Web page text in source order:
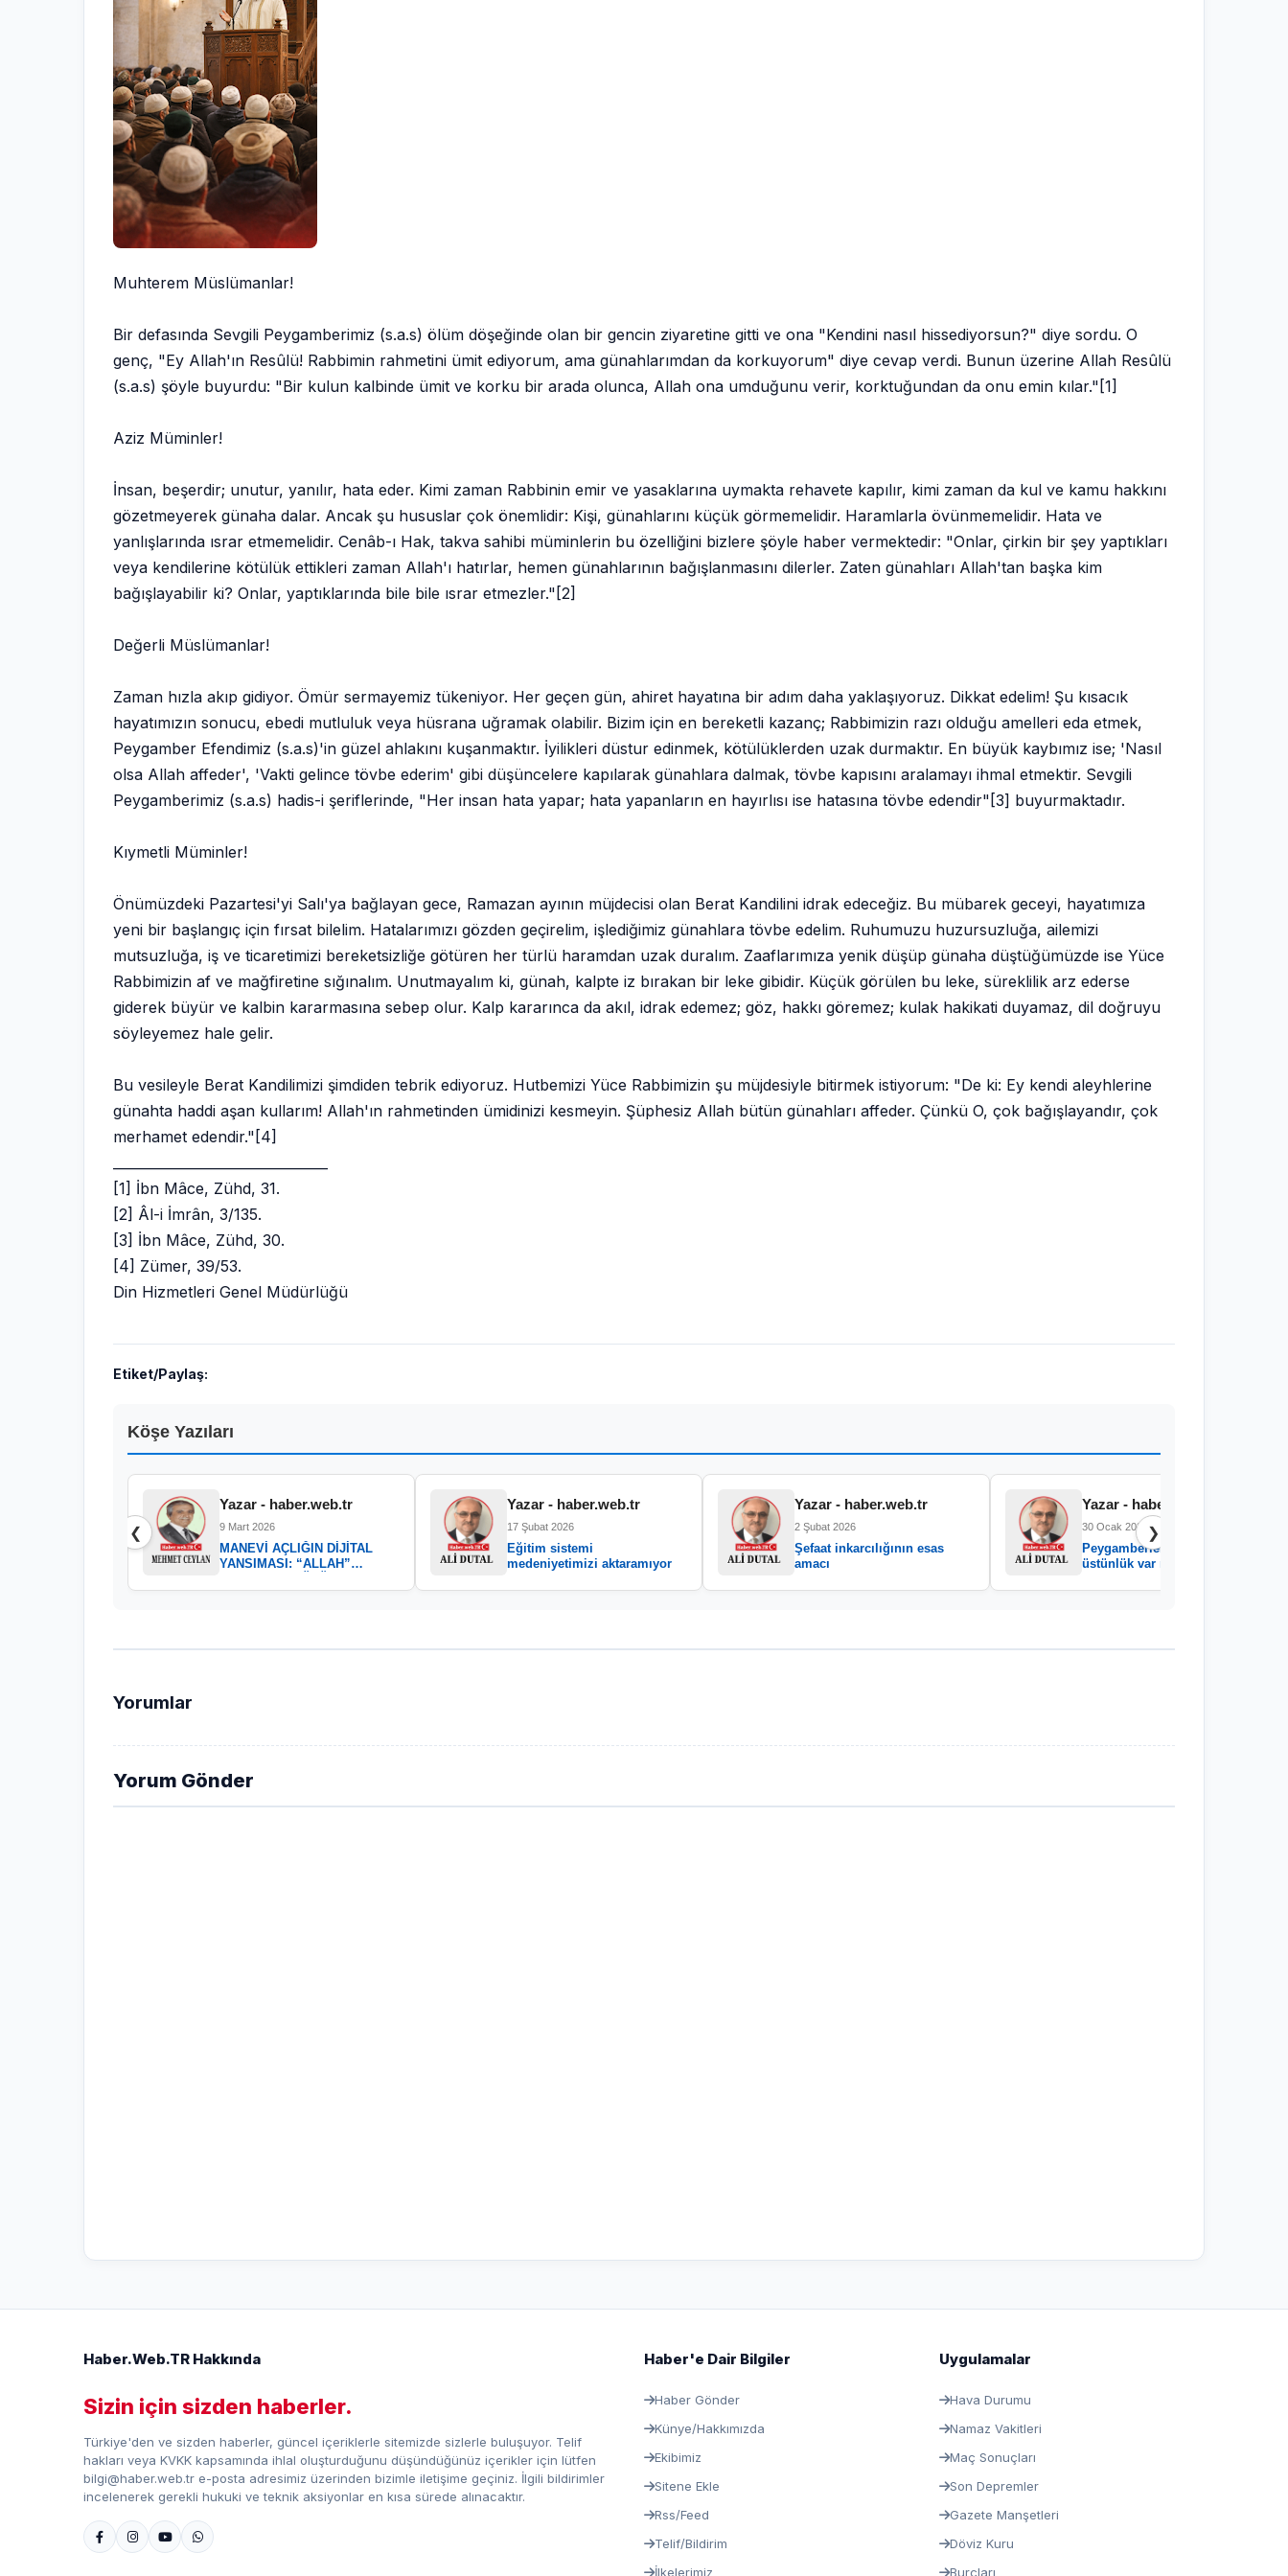
Muhterem Müslümanlar!
Bir defasında Sevgili Peygamberimiz (s.a.s) ölüm döşeğinde olan bir gencin ziyaretine gitti ve ona "Kendini nasıl hissediyorsun?" diye sordu. O
genç, "Ey Allah'ın Resûlü! Rabbimin rahmetini ümit ediyorum, ama günahlarımdan da korkuyorum" diye cevap verdi. Bunun üzerine Allah Resûlü
(s.a.s) şöyle buyurdu: "Bir kulun kalbinde ümit ve korku bir arada olunca, Allah ona umduğunu verir, korktuğundan da onu emin kılar."[1]
Aziz Müminler!
İnsan, beşerdir; unutur, yanılır, hata eder. Kimi zaman Rabbinin emir ve yasaklarına uymakta rehavete kapılır, kimi zaman da kul ve kamu hakkını
gözetmeyerek günaha dalar. Ancak şu hususlar çok önemlidir: Kişi, günahlarını küçük görmemelidir. Haramlarla övünmemelidir. Hata ve
yanlışlarında ısrar etmemelidir. Cenâb-ı Hak, takva sahibi müminlerin bu özelliğini bizlere şöyle haber vermektedir: "Onlar, çirkin bir şey yaptıkları
veya kendilerine kötülük ettikleri zaman Allah'ı hatırlar, hemen günahlarının bağışlanmasını dilerler. Zaten günahları Allah'tan başka kim
bağışlayabilir ki? Onlar, yaptıklarında bile bile ısrar etmezler."[2]
Değerli Müslümanlar!
Zaman hızla akıp gidiyor. Ömür sermayemiz tükeniyor. Her geçen gün, ahiret hayatına bir adım daha yaklaşıyoruz. Dikkat edelim! Şu kısacık
hayatımızın sonucu, ebedi mutluluk veya hüsrana uğramak olabilir. Bizim için en bereketli kazanç; Rabbimizin razı olduğu amelleri eda etmek,
Peygamber Efendimiz (s.a.s)'in güzel ahlakını kuşanmaktır. İyilikleri düstur edinmek, kötülüklerden uzak durmaktır. En büyük kaybımız ise; 'Nasıl
olsa Allah affeder', 'Vakti gelince tövbe ederim' gibi düşüncelere kapılarak günahlara dalmak, tövbe kapısını aralamayı ihmal etmektir. Sevgili
Peygamberimiz (s.a.s) hadis-i şeriflerinde, "Her insan hata yapar; hata yapanların en hayırlısı ise hatasına tövbe edendir"[3] buyurmaktadır.
Kıymetli Müminler!
Önümüzdeki Pazartesi'yi Salı'ya bağlayan gece, Ramazan ayının müjdecisi olan Berat Kandilini idrak edeceğiz. Bu mübarek geceyi, hayatımıza
yeni bir başlangıç için fırsat bilelim. Hatalarımızı gözden geçirelim, işlediğimiz günahlara tövbe edelim. Ruhumuzu huzursuzluğa, ailemizi
mutsuzluğa, iş ve ticaretimizi bereketsizliğe götüren her türlü haramdan uzak duralım. Zaaflarımıza yenik düşüp günaha düştüğümüzde ise Yüce
Rabbimizin af ve mağfiretine sığınalım. Unutmayalım ki, günah, kalpte iz bırakan bir leke gibidir. Küçük görülen bu leke, süreklilik arz ederse
giderek büyür ve kalbin kararmasına sebep olur. Kalp kararınca da akıl, idrak edemez; göz, hakkı göremez; kulak hakikati duyamaz, dil doğruyu
söyleyemez hale gelir.
Bu vesileyle Berat Kandilimizi şimdiden tebrik ediyoruz. Hutbemizi Yüce Rabbimizin şu müjdesiyle bitirmek istiyorum: "De ki: Ey kendi aleyhlerine
günahta haddi aşan kullarım! Allah'ın rahmetinden ümidinizi kesmeyin. Şüphesiz Allah bütün günahları affeder. Çünkü O, çok bağışlayandır, çok
merhamet edendir."[4]
[1] İbn Mâce, Zühd, 31.
[2] Âl-i İmrân, 3/135.
[3] İbn Mâce, Zühd, 30.
[4] Zümer, 39/53.
Din Hizmetleri Genel Müdürlüğü
Etiket/Paylaş:
Köşe Yazıları
❮
Yazar - haber.web.tr
9 Mart 2026
MANEVİ AÇLIĞIN DİJİTAL
YANSIMASI: “ALLAH”
Yazar - haber.web.tr
17 Şubat 2026
Eğitim sistemi
medeniyetimizi aktaramıyor
Yazar - haber.web.tr
2 Şubat 2026
Şefaat inkarcılığının esas
amacı
Yazar - haber.web.tr
30 Ocak 2026
Peygamberler arasında
üstünlük var mıdır?
❯
Yorumlar
Yorum Gönder
Haber.Web.TR Hakkında
Sizin için sizden haberler.
Türkiye'den ve sizden haberler, güncel içeriklerle sitemizde sizlerle buluşuyor. Telif
hakları veya KVKK kapsamında ihlal oluşturduğunu düşündüğünüz içerikler için lütfen
bilgi@haber.web.tr e-posta adresimiz üzerinden bizimle iletişime geçiniz. İlgili bildirimler
incelenerek gerekli hukuki ve teknik aksiyonlar en kısa sürede alınacaktır.
Haber'e Dair Bilgiler
Haber Gönder
Künye/Hakkımızda
Ekibimiz
Sitene Ekle
Rss/Feed
Telif/Bildirim
İlkelerimiz
Uygulamalar
Hava Durumu
Namaz Vakitleri
Maç Sonuçları
Son Depremler
Gazete Manşetleri
Döviz Kuru
Burçları